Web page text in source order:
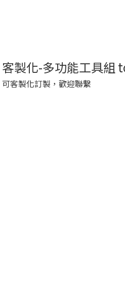
客製化-多功能工具組
可客製化訂製，歡迎聯繫